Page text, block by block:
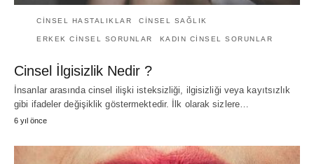
CINSEL HASTALIKLAR CINSEL SAĞLIK
ERKEK CINSEL SORUNLAR KADIN CINSEL SORUNLAR
Cinsel İlgisizlik Nedir ?
İnsanlar arasında cinsel ilişki isteksizliği, ilgisizliği veya kayıtsızlık
gibi ifadeler değişiklik göstermektedir. İlk olarak sizlere…
6 yıl önce